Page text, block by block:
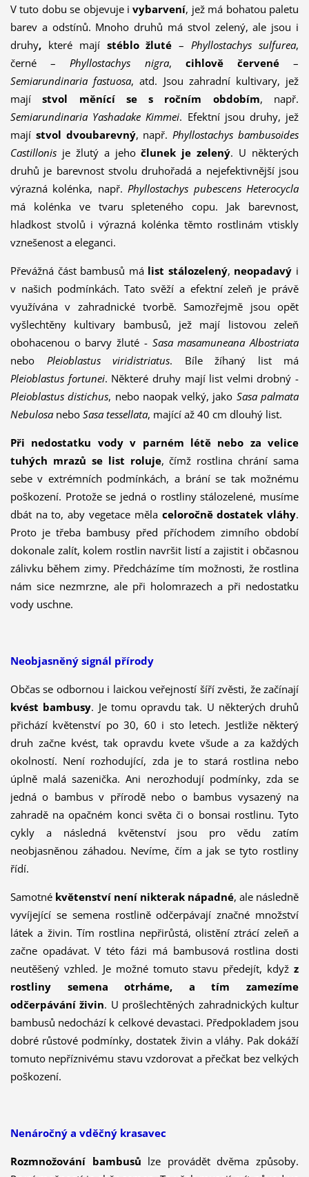
V tuto dobu se objevuje ivybarvení, jež má bohatou paletu
barev a odstínů. Mnoho druhů má stvol zelený, ale jsou i
druhy, které mají stéblo žluté – Phyllostachys sulfurea,
černé – Phyllostachys nigra, cihlově červené–
Semiarundinaria fastuosa, atd. Jsou zahradní kultivary, jež
majístvol měnící se s ročním obdobím, např.
Semiarundinaria Yashadake Kimmei. Efektní jsou druhy, jež
mají stvol dvoubarevný, např. Phyllostachys bambusoides
Castillonis je žlutý a jehočlunek je zelený. U některých
druhů je barevnost stvolu druhořadá a nejefektivnější jsou
výrazná kolénka, např. Phyllostachys pubescens Heterocycla
má kolénka ve tvaru spleteného copu. Jak barevnost,
hladkost stvolů i výrazná kolénka těmto rostlinám vtiskly
vznešenost a eleganci.
Převážná část bambusů má list stálozelený, neopadavý i
v našich podmínkách. Tato svěží a efektní zeleň je právě
využívána v zahradnické tvorbě. Samozřejmě jsou opět
vyšlechtěny kultivary bambusů, jež mají listovou zeleň
obohacenou o barvy žluté - Sasa masamuneana Albostriata
nebo Pleioblastus viridistriatus. Bíle žíhaný list má
Pleioblastus fortunei. Některé druhy mají list velmi drobný -
Pleioblastus distichus, nebo naopak velký, jako Sasa pal­mata
Nebulosa nebo Sasa tessellata, mající až 40 cm dlouhý list.
Při nedostatku vody v parném létě nebo za velice
tuhých mrazů se list roluje, čímž rostlina chrání sama
sebe v extrémních podmínkách, a brání se tak možnému
poškození. Protože se jedná o rostliny stálozelené, musíme
dbát na to, aby vegetace měla celoročně dostatek vláhy.
Proto je třeba bambusy před příchodem zimního období
dokonale zalít, kolem rostlin navršit listí a zajistit i občasnou
zálivku během zimy. Předcházíme tím možnosti, že rostlina
nám sice nezmrzne, ale při holomrazech a při nedostatku
vody uschne.
Neobjasněný signál přírody
Občas se odbornou i laickou veřejností šíří zvěsti, že začínají
kvést bambusy. Je tomu opravdu tak. U některých druhů
přichází květenství po 30, 60 i sto letech. Jestliže některý
druh začne kvést, tak opravdu kvete všude a za každých
okolností. Není rozhodující, zda je to stará rostlina nebo
úplně malá sazenička. Ani nerozhodují podmínky, zda se
jedná o bambus v přírodě nebo o bambus vysazený na
zahradě na opačném konci svě­ta či o bonsai rostlinu. Tyto
cykly a následná květenství jsou pro vědu zatím
neobjasněnou zá­ha­dou. Nevíme, čím a jak se tyto rostliny
řídí.
Samotné květenství není nikterak nápadné, ale následně
vyvíjející se semena rostlině odčerpávají značné množství
látek a živin. Tím rostlina nepřirůstá, olistění ztrácí zeleň a
začne opadávat. V této fázi má bambusová rostlina dosti
neutěšený vzhled. Je možné tomuto stavu předejít, kdyžz
rostliny se­mena otrháme, a tím zamezíme
odčerpávání živin. U prošlechtěných zahrad­nických kultur
bambusů nedo­chází k celkové devastaci. Předpokladem jsou
dobré růstové pod­mínky, dostatek živin a vláhy. Pak dokáží
tomuto nepříznivému stavu vzdorovat a přečkat bez velkých
poškození.
Nenáročný a vděčný krasavec
Rozmnožování bambusů lze prová­dět dvěma způsoby.